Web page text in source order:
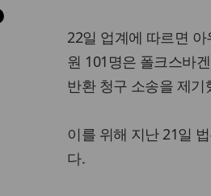
22일 업계에 따르면
원 101명은 폴크스바
반환 청구 소송을 제기
이를 위해 지난 21일
다.